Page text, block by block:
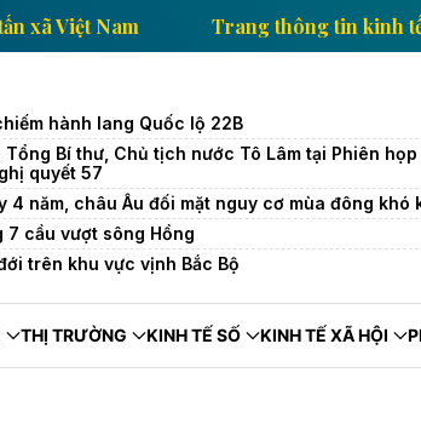
Thông tấn xã Việt Nam Trang
hành lang Quốc lộ 22B
Bí thư, Chủ tịch nước Tô Lâm tại Phiên họp
quyết 57
4 năm, châu Âu đối mặt nguy cơ mùa đông khó
cầu vượt sông Hồng
trên khu vực vịnh Bắc Bộ
THỊ TRƯỜNG KINH TẾ SỐ KINH TẾ XÃ HỘI